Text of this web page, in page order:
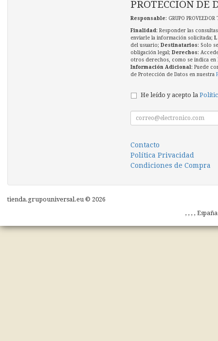
PROTECCIÓN DE
Responsable: GRUPO
Finalidad : Responder las
enviarle la información solicitada;
del usuario; Destinatarios: Solo
obligación legal; Derechos:
otros derechos, como se indica en
Información Adicional : Puede
de Protección de Datos en nuestra
He leído y acepto la
Contacto
Política Privacidad
Condiciones de Compra
tienda.grupouniversal.eu © 2026
, , , ,